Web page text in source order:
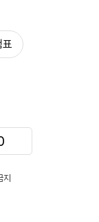
지